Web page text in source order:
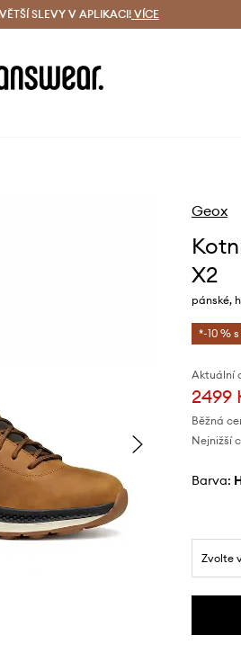
Doručení i do 24 h
SLEVY V APLIKACI!VÍCE
Geox
X2
pánské,
*-10 %
Aktuální
2499
Běžná
Nejnižší
Barva:
Zvolte